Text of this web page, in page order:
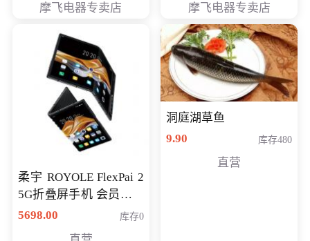
摩飞电器专卖店 摩飞电器专卖店
柔宇 ROYOLE FlexPai 2
5G折叠屏手机 会员专享
购买价格 4998元
5698.00 库存0
洞庭湖草鱼
9.90
库存480
直营